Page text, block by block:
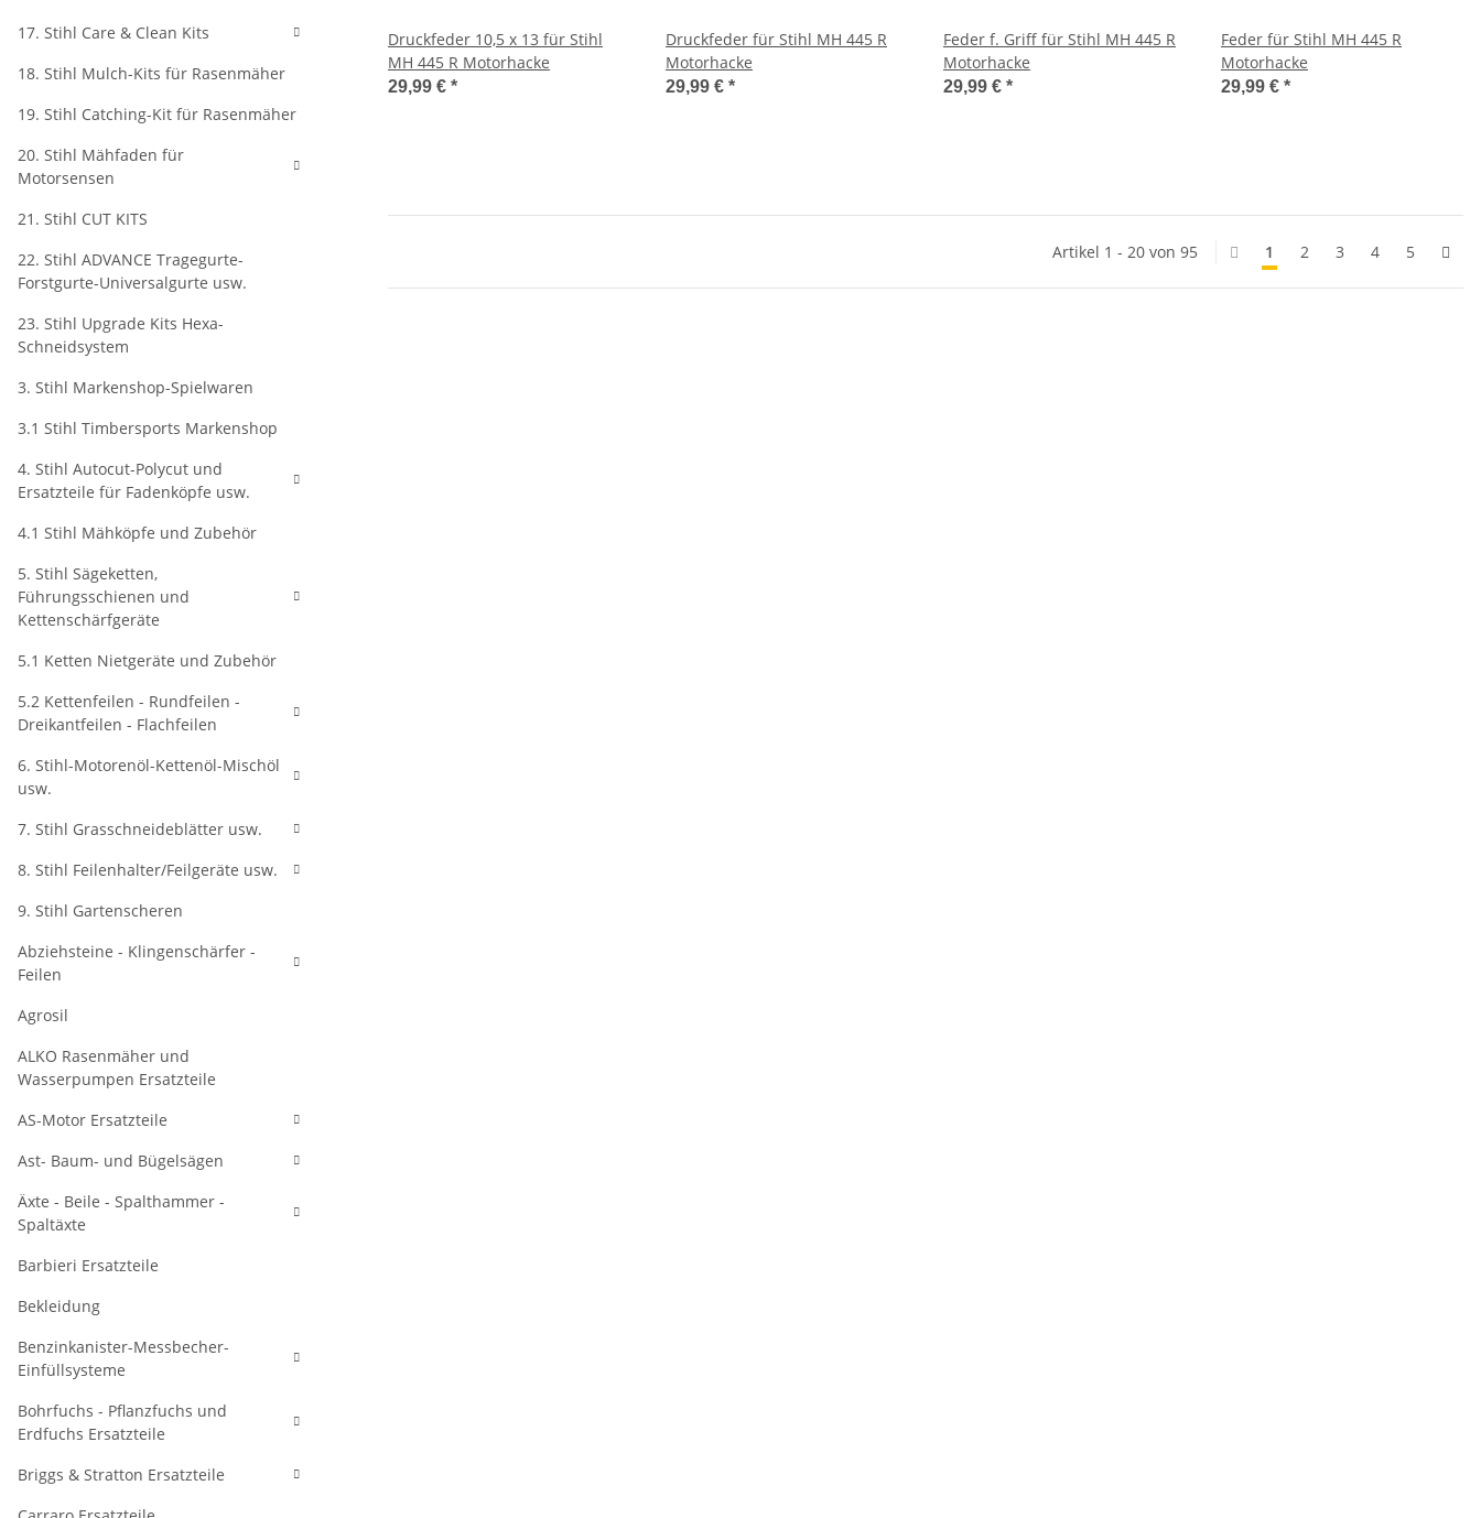
Druckfeder 10,5 x 13 für Stihl
MH 445 R Motorhacke
29,99 € *
Druckfeder für Stihl MH 445 R
Motorhacke
29,99 € *
Feder f. Griff für Stihl MH 445 R
Motorhacke
29,99 € *
Feder für Stihl MH 445 R
Motorhacke
29,99 € *
Artikel 1 - 20 von 95 1 2 3 4 5
17. Stihl Care & Clean Kits
18. Stihl Mulch-Kits für Rasenmäher
19. Stihl Catching-Kit für Rasenmäher
20. Stihl Mähfaden für
Motorsensen
21. Stihl CUT KITS
22. Stihl ADVANCE Tragegurte-
Forstgurte-Universalgurte usw.
23. Stihl Upgrade Kits Hexa-
Schneidsystem
3. Stihl Markenshop-Spielwaren
3.1 Stihl Timbersports Markenshop
4. Stihl Autocut-Polycut und
Ersatzteile für Fadenköpfe usw.
4.1 Stihl Mähköpfe und Zubehör
5. Stihl Sägeketten,
Führungsschienen und
Kettenschärfgeräte
5.1 Ketten Nietgeräte und Zubehör
5.2 Kettenfeilen - Rundfeilen -
Dreikantfeilen - Flachfeilen
6. Stihl-Motorenöl-Kettenöl-Mischöl
usw.
7. Stihl Grasschneideblätter usw.
8. Stihl Feilenhalter/Feilgeräte usw.
9. Stihl Gartenscheren
Abziehsteine - Klingenschärfer -
Feilen
Agrosil
ALKO Rasenmäher und
Wasserpumpen Ersatzteile
AS-Motor Ersatzteile
Ast- Baum- und Bügelsägen
Äxte - Beile - Spalthammer -
Spaltäxte
Barbieri Ersatzteile
Bekleidung
Benzinkanister-Messbecher-
Einfüllsysteme
Bohrfuchs - Pflanzfuchs und
Erdfuchs Ersatzteile
Briggs & Stratton Ersatzteile